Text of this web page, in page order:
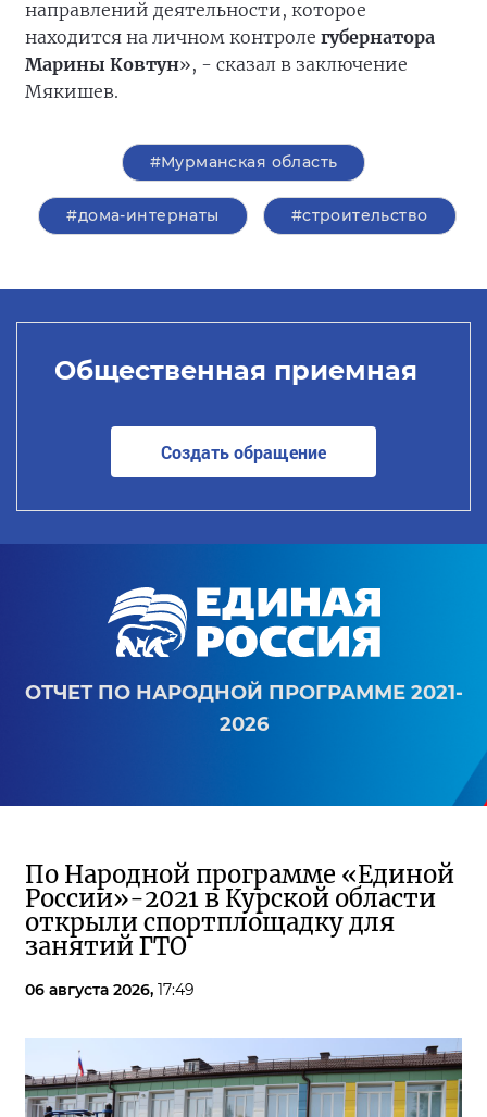
направлений деятельности, которое
находится на личном контроле губернатора
Марины Ковтун», - сказал в заключение
Мякишев.
#Мурманская область
#дома-интернаты #строительство
Общественная приемная
Создать обращение
ОТЧЕТ ПО НАРОДНОЙ ПРОГРАММЕ 2021-
2026
По Народной программе «Единой
России»-2021 в Курской области
открыли спортплощадку для
занятий ГТО
06 августа 2026, 17:49